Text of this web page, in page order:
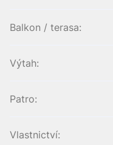
Balkon / terasa:
Výtah:
Patro:
Vlastnictví: